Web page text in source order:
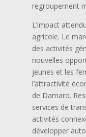
regroupement
L’impact
agricole. Le
des activités
nouvelles
jeunes et les
l’attractivité
de Damaro.
services de
activités
développer